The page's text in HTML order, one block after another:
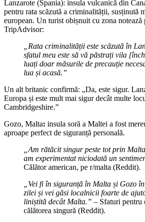
Lanzarote (Spania): insula vulcanică din
pentru rata scăzută a criminalității, susținută
european. Un turist obișnuit cu zona notează
TripAdvisor:
„Rata criminalității este scăzută în
sfatul meu este să vă păstrați vila
luați doar măsurile de precauție
lua și acasă.”
Un alt britanic confirmă: „Da, este sigur.
Europa și este mult mai sigur decât multe
Cambridgeshire.”
Gozo, Malta: insula soră a Maltei a fost
aproape perfect de siguranță personală.
„Am rătăcit singur peste tot prin
am experimentat niciodată un
Călător american, pe r/malta (Reddit).
„Vei fi în siguranță în Malta și Gozo
zilei și vei găsi localnicii foarte de
liniștită decât Malta.” – Sfaturi pentru
călătorea singură (Reddit).